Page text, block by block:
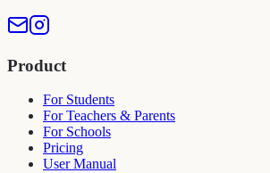
Product
For Students
For Teachers & Parents
For Schools
Pricing
User Manual